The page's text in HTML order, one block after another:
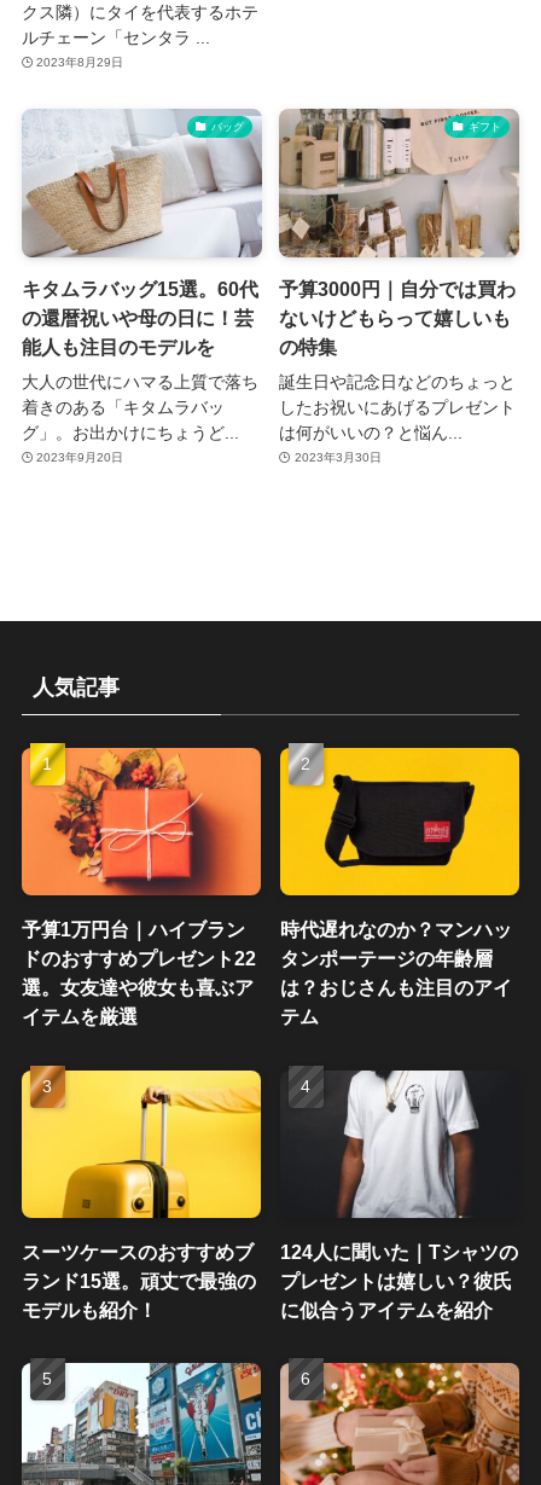
クス隣）にタイを代表するホテ
ルチェーン「センタラ ...
2023年8月29日
バッグ
キタムラバッグ15選。60代
の還暦祝いや母の日に！芸
能人も注目のモデルを
大人の世代にハマる上質で落ち
着きのある「キタムラバッ
グ」。お出かけにちょうど...
2023年9月20日
ギフト
予算3000円｜自分では買わ
ないけどもらって嬉しいも
の特集
誕生日や記念日などのちょっと
したお祝いにあげるプレゼント
は何がいいの？と悩ん...
2023年3月30日
人気記事
予算1万円台｜ハイブラン
ドのおすすめプレゼント22
選。女友達や彼女も喜ぶア
イテムを厳選
時代遅れなのか？マンハッ
タンポーテージの年齢層
は？おじさんも注目のアイ
テム
スーツケースのおすすめブ
ランド15選。頑丈で最強の
モデルも紹介！
124人に聞いた｜Tシャツの
プレゼントは嬉しい？彼氏
に似合うアイテムを紹介